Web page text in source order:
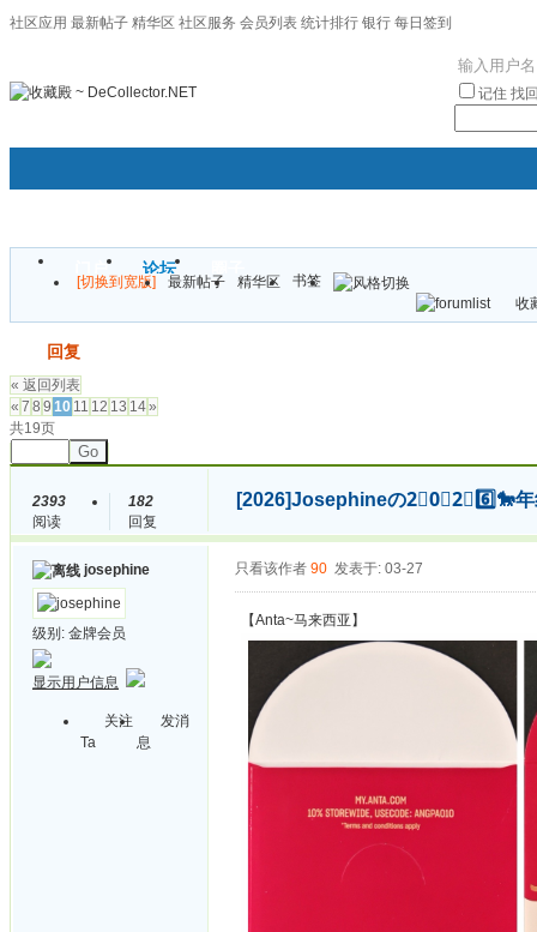
社区应用 最新帖子 精华区 社区服务 会员列表 统计排行 银行 每日签到
记住 找
门户 论坛
[切换到宽版] 最新帖子 精华区
书签
收
回复
« 返回列表
« 7 8 9 10 11 12 13 14»
共19页
Go
2393
阅读
182
回复
[2026]Josephineの2⃣0⃣2⃣6️⃣🐎年
josephine
级别: 金牌会员
显示用户信息
关注
Ta
发消
息
只看该作者 90 发表于: 03-27
【Anta~马来西亚】